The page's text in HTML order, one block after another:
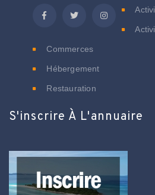
Commerces
Hébergement
Restauration
S'inscrire À L'annuaire